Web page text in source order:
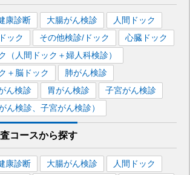
康診断 大腸がん検診
人間ドック
ック
その他検診/ドック
心臓ドック
（人間ドック＋婦人科検診）
＋脳ドック
肺がん検診
ん検診
胃がん検診
子宮がん検診
ん検診、子宮がん検診）
コースから探す
康診断 大腸がん検診
人間ドック